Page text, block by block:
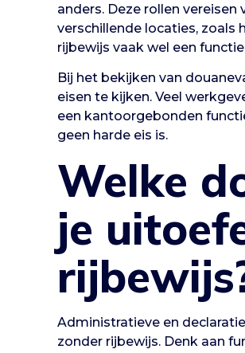
anders. Deze rollen
verschillende locaties, zoals
rijbewijs vaak wel een
Bij het bekijken van
eisen te kijken. Veel
een kantoorgebonden
geen harde eis is.
Welke
je
Administratieve en
zonder rijbewijs. Denk aan